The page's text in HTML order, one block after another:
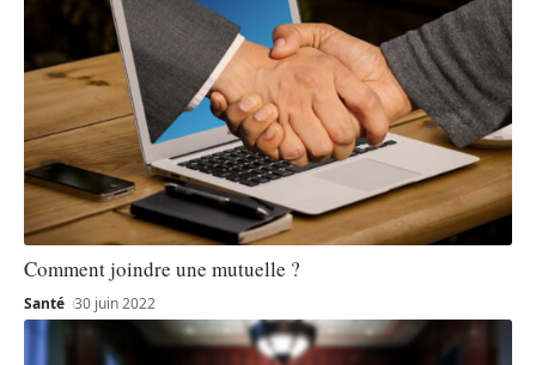
Comment joindre une mutuelle ?
Santé 30 juin 2022